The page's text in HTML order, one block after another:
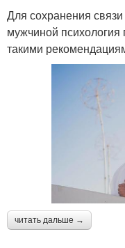
Для сохранения
мужчиной психология
такими
читать дальше →